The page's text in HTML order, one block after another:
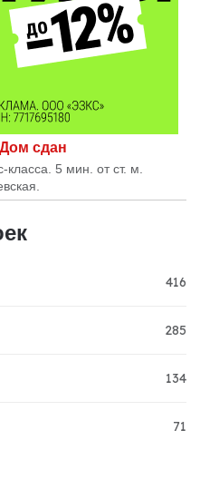
сдан
класса. 5 мин. от ст. м.
416
285
134
71